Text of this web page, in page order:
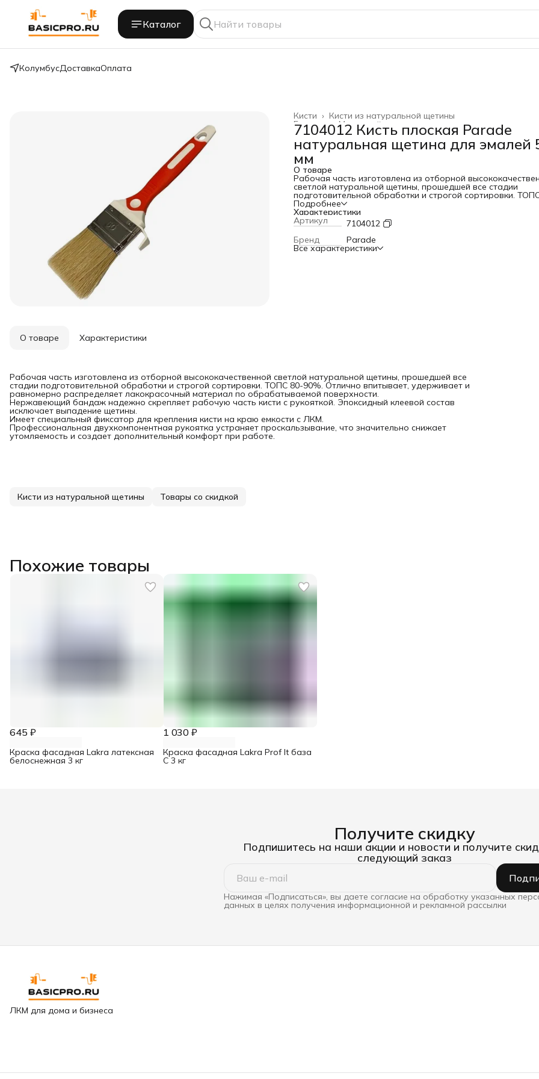
Каталог
КолумбусДоставкаОплата
Кисти из натуральной щетины
Кисти ›
Малярный инструмент
Главная ›
7104012 Кисть плоская Parade
натуральная щетина для эмалей
мм
О товаре
Рабочая часть изготовлена из отборной
светлой натуральной щетины, прошедшей все стадии
подготовительной обработки и строгой сортировки.
90%. Отлично впитывает, удерживает и равномерно
распределяет лакокрасочный материал по
поверхности.
Нержавеющий бандаж надежно скрепляет рабочую
кисти с рукояткой. Эпоксидный клеевой состав исключает
выпадение щетины.
Имеет специальный фиксатор для крепления кисти на
Подробнее
Характеристики
Артикул
7104012
Бренд
Parade
Все характеристики
О товаре Характеристики
Рабочая часть изготовлена из отборной высококачественной светлой натуральной щетины, прошедшей все
стадии подготовительной обработки и строгой сортировки. ТОПС 80-90%. Отлично впитывает, удерживает и
равномерно распределяет лакокрасочный материал по обрабатываемой поверхности.
Нержавеющий бандаж надежно скрепляет рабочую часть кисти с рукояткой. Эпоксидный клеевой состав
исключает выпадение щетины.
Имеет специальный фиксатор для крепления кисти на краю емкости с ЛКМ.
Профессиональная двухкомпонентная рукоятка устраняет проскальзывание, что значительно снижает
утомляемость и создает дополнительный комфорт при работе.
Кисти из натуральной щетины Товары со скидкой
Похожие товары
645 ₽
Краска фасадная Lakra латексная
белоснежная 3 кг
1 030 ₽
Краска фасадная Lakra Prof It база
С 3 кг
Получите скидку
Подпишитесь на наши акции и новости и получите
следующий заказ
Нажимая «Подписаться», вы даете согласие на обработку указанных
данных в целях получения информационной и рекламной рассылки
ЛКМ для дома и бизнеса